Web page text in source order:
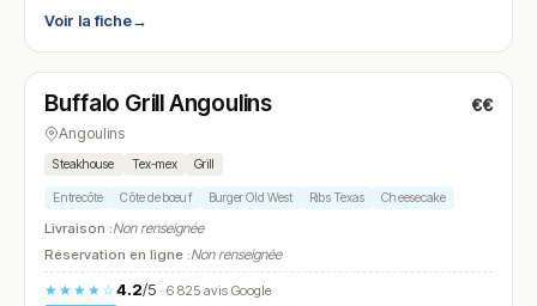
Voir la fiche→
N° 18
Buffalo Grill Angoulins €€
Angoulins
Steakhouse Tex-mex Grill
Entrecôte Côte de bœuf Burger Old West Ribs Texas Cheesecake
Livraison :Non renseignée
Réservation en ligne :Non renseignée
★★★★☆4.2/5· 6 825 avis Google